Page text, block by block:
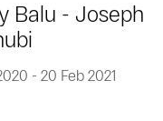
Balu - Joseph
- 20 Feb 2021